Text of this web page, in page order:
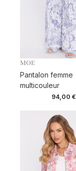
MOE
Pantalon femme
multicouleur
94,00€